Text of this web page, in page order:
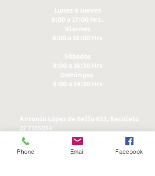
Lunes a Jueves
8:00 a 17:00 Hrs.
Viernes
8:00 a 16:00 Hrs​
Sábados
9:00 a 16:30 Hrs
Domingos
9:00 a 14:30 Hrs
Antonia López de Bello 653, Recoleta
22 7355054
22 7375725
+56 9 75224598
ducereposteria@gmail.com
Phone Email Facebook